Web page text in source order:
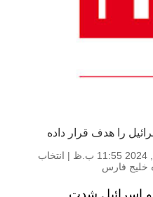
را هدف قرار داده
| انتخاب
خلیج فارس